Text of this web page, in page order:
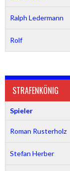
Ralph Ledermann
Rolf
STRAFENKÖNIG
Spieler
Roman Rusterholz
Stefan Herber